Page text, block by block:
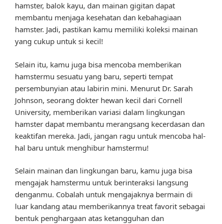
hamster, balok kayu, dan mainan gigitan dapat
membantu menjaga kesehatan dan kebahagiaan
hamster. Jadi, pastikan kamu memiliki koleksi mainan
yang cukup untuk si kecil!
Selain itu, kamu juga bisa mencoba memberikan
hamstermu sesuatu yang baru, seperti tempat
persembunyian atau labirin mini. Menurut Dr. Sarah
Johnson, seorang dokter hewan kecil dari Cornell
University, memberikan variasi dalam lingkungan
hamster dapat membantu merangsang kecerdasan dan
keaktifan mereka. Jadi, jangan ragu untuk mencoba hal-
hal baru untuk menghibur hamstermu!
Selain mainan dan lingkungan baru, kamu juga bisa
mengajak hamstermu untuk berinteraksi langsung
denganmu. Cobalah untuk mengajaknya bermain di
luar kandang atau memberikannya treat favorit sebagai
bentuk penghargaan atas ketangguhan dan